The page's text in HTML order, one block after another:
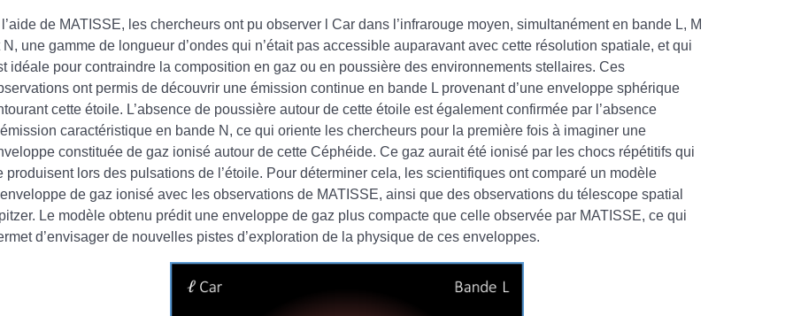
de MATISSE, les chercheurs ont pu observer l Car dans l’infrarouge moyen, simultanément en bande L, M
N, une gamme de longueur d’ondes qui n’était pas accessible auparavant avec cette résolution spatiale, et qui
idéale pour contraindre la composition en gaz ou en poussière des environnements stellaires. Ces
ont permis de découvrir une émission continue en bande L provenant d’une enveloppe sphérique
cette étoile. L’absence de poussière autour de cette étoile est également confirmée par l’absence
caractéristique en bande N, ce qui oriente les chercheurs pour la première fois à imaginer une
constituée de gaz ionisé autour de cette Céphéide. Ce gaz aurait été ionisé par les chocs répétitifs qui
produisent lors des pulsations de l’étoile. Pour déterminer cela, les scientifiques ont comparé un modèle
de gaz ionisé avec les observations de MATISSE, ainsi que des observations du télescope spatial
Le modèle obtenu prédit une enveloppe de gaz plus compacte que celle observée par MATISSE, ce qui
d’envisager de nouvelles pistes d’exploration de la physique de ces enveloppes.